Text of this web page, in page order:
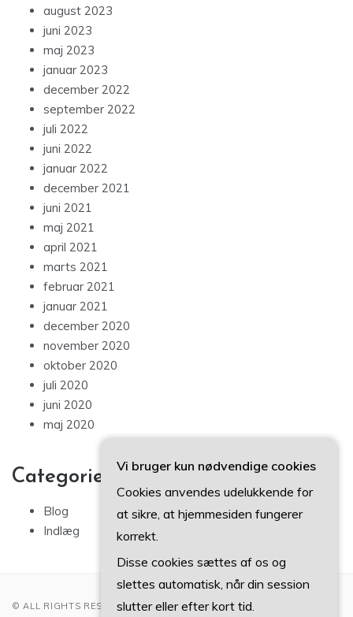
august 2023
juni 2023
maj 2023
januar 2023
december 2022
september 2022
juli 2022
juni 2022
januar 2022
december 2021
juni 2021
maj 2021
april 2021
marts 2021
februar 2021
januar 2021
december 2020
november 2020
oktober 2020
juli 2020
juni 2020
maj 2020
Categories
Blog
Indlæg
© ALL RIGHTS RESERVED 2022
Vi bruger kun nødvendige cookies
Cookies anvendes udelukkende for
at sikre, at hjemmesiden fungerer
korrekt.
Disse cookies sættes af os og
slettes automatisk, når din session
slutter eller efter kort tid.